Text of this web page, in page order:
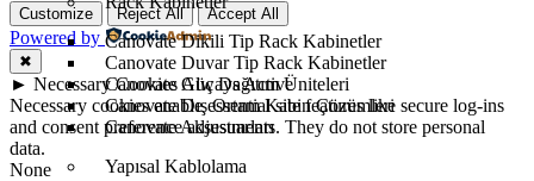
Canovate Dikili Tip Rack Kabinetler
Canovate Duvar Tip Rack Kabinetler
Canovate Güç Dağıtım Üniteleri
Canovate Dış Ortam Kabin Çözümleri
Canovate Aksesuarları
Yapısal Kablolama
Customize Reject All Accept All
Powered by
✖
► Necessary CookiesAlways Active
Necessary cookies enable essential site features like secure log-ins
and consent preference adjustments. They do not store personal
data.
None